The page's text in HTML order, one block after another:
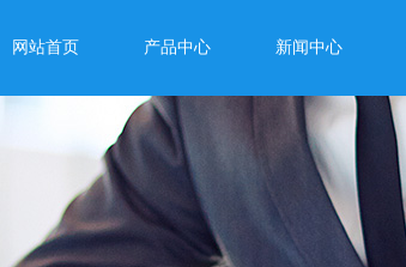
网站首页 产品中心 新闻中心